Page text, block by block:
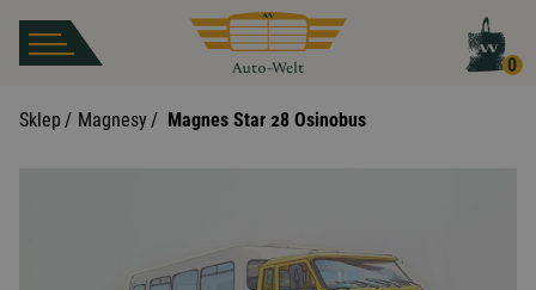
0
Sklep / Magnesy/ Magnes Star 28 Osinobus